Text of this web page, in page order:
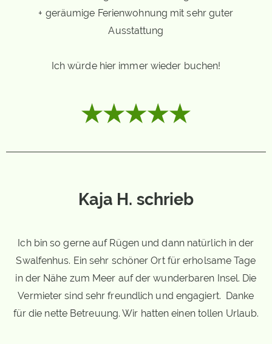
+ geräumige Ferienwohnung mit sehr guter
Ausstattung
Ich würde hier immer wieder buchen!
Kaja H. schrieb
Ich bin so gerne auf Rügen und dann natürlich in der
Swalfenhus. Ein sehr schöner Ort für erholsame Tage
in der Nähe zum Meer auf der wunderbaren Insel. Die
Vermieter sind sehr freundlich und engagiert. Danke
für die nette Betreuung. Wir hatten einen tollen Urlaub.